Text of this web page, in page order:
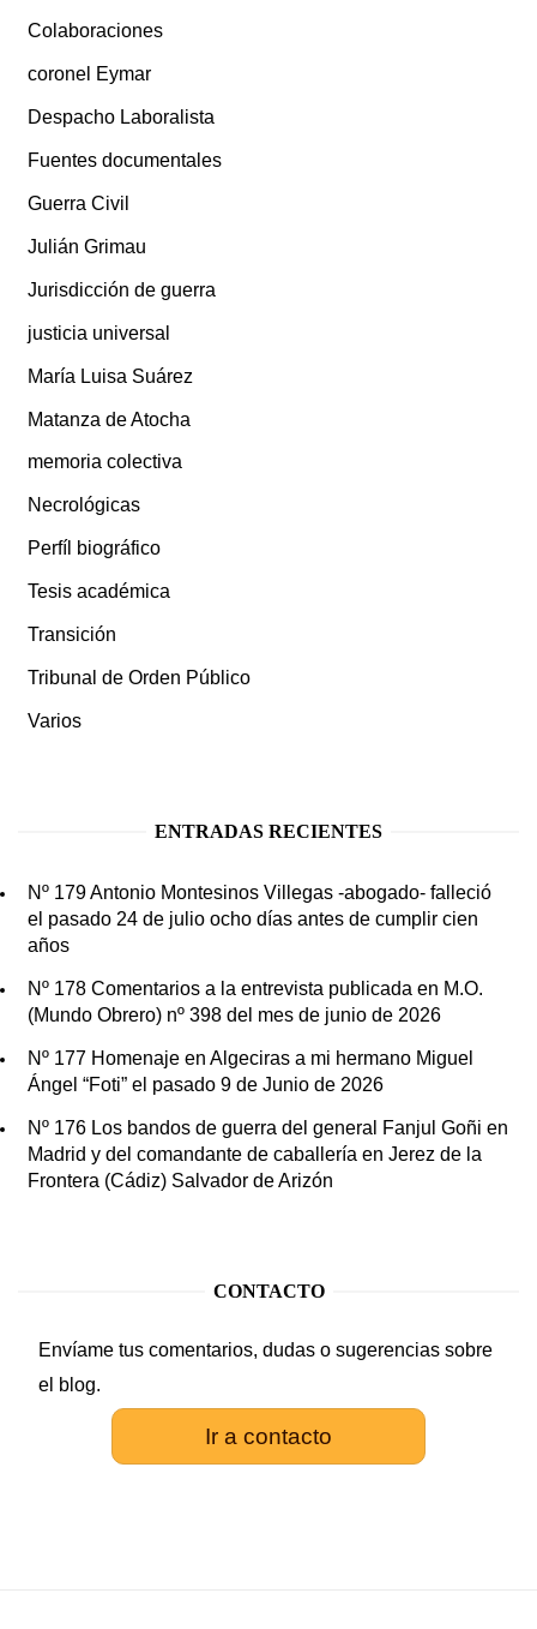
Colaboraciones
coronel Eymar
Despacho Laboralista
Fuentes documentales
Guerra Civil
Julián Grimau
Jurisdicción de guerra
justicia universal
María Luisa Suárez
Matanza de Atocha
memoria colectiva
Necrológicas
Perfíl biográfico
Tesis académica
Transición
Tribunal de Orden Público
Varios
ENTRADAS RECIENTES
Nº 179 Antonio Montesinos Villegas -abogado- falleció
el pasado 24 de julio ocho días antes de cumplir cien
años
Nº 178 Comentarios a la entrevista publicada en M.O.
(Mundo Obrero) nº 398 del mes de junio de 2026
Nº 177 Homenaje en Algeciras a mi hermano Miguel
Ángel “Foti” el pasado 9 de Junio de 2026
Nº 176 Los bandos de guerra del general Fanjul Goñi en
Madrid y del comandante de caballería en Jerez de la
Frontera (Cádiz) Salvador de Arizón
CONTACTO
Envíame tus comentarios, dudas o sugerencias sobre
el blog.
Ir a contacto